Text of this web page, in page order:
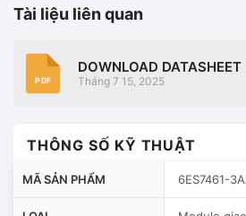
Tài liệu liên quan
PDF
DOWNLOAD DATASHEET
Tháng 7 15, 2025
THÔNG SỐ KỸ THUẬT
MÃ SẢN PHẨM 6ES7461-